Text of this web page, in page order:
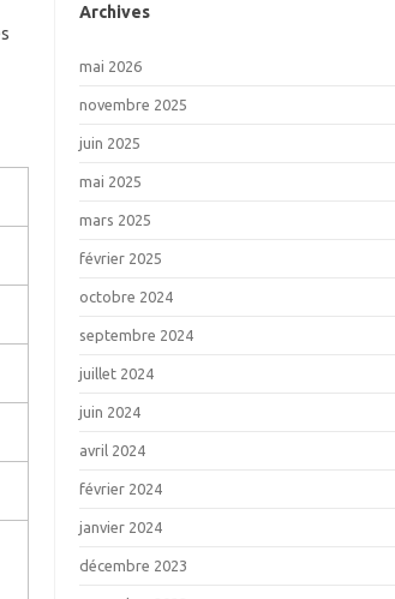
Archives
mai 2026
novembre 2025
juin 2025
mai 2025
mars 2025
février 2025
octobre 2024
septembre 2024
juillet 2024
juin 2024
avril 2024
février 2024
janvier 2024
décembre 2023